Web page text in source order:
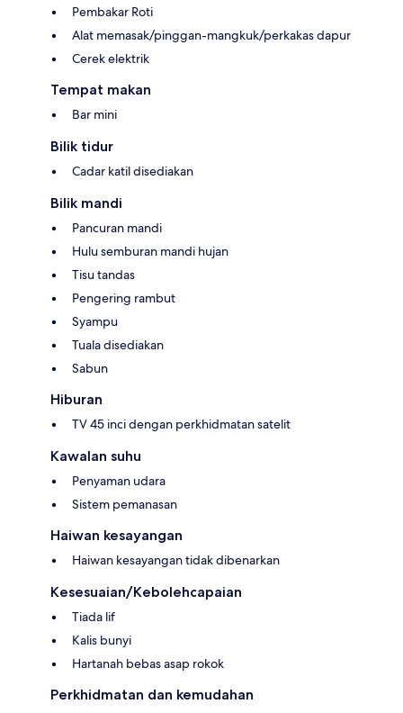
Pembakar Roti
Alat memasak/pinggan-mangkuk/perkakas dapur
Cerek elektrik
Tempat makan
Bar mini
Bilik tidur
Cadar katil disediakan
Bilik mandi
Pancuran mandi
Hulu semburan mandi hujan
Tisu tandas
Pengering rambut
Syampu
Tuala disediakan
Sabun
Hiburan
TV 45 inci dengan perkhidmatan satelit
Kawalan suhu
Penyaman udara
Sistem pemanasan
Haiwan kesayangan
Haiwan kesayangan tidak dibenarkan
Kesesuaian/Kebolehcapaian
Tiada lif
Kalis bunyi
Hartanah bebas asap rokok
Perkhidmatan dan kemudahan